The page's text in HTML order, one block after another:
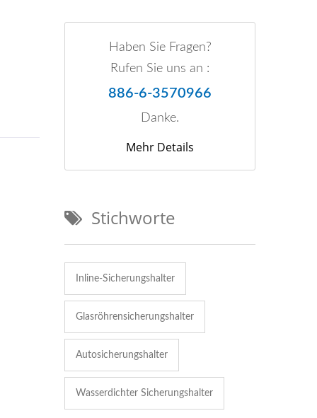
Haben Sie Fragen?
Rufen Sie uns an :
886-6-3570966
Danke.
Mehr Details
Stichworte
Inline-Sicherungshalter
Glasröhrensicherungshalter
Autosicherungshalter
Wasserdichter Sicherungshalter